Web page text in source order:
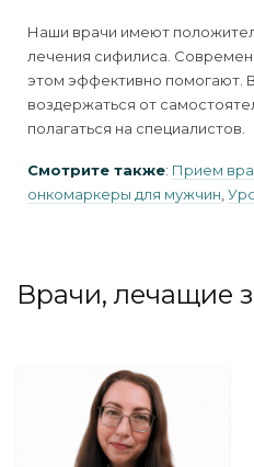
Наши врачи имеют
лечения сифилиса.
этом эффективно помогают.
воздержаться от
полагаться на специалистов.
Смотрите также: Прием
онкомаркеры для мужчин
Врачи, лечащие